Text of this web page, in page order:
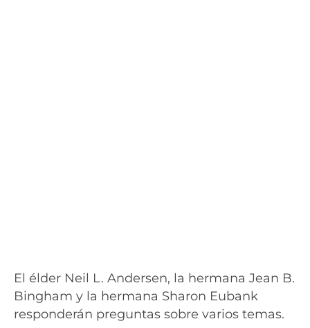
El élder Neil L. Andersen, la hermana Jean B.
Bingham y la hermana Sharon Eubank
responderán preguntas sobre varios temas.